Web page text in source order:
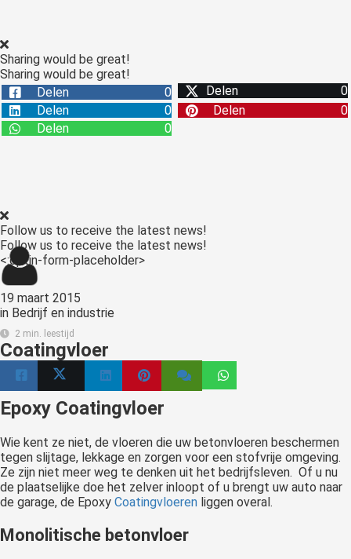
Sharing would be great!
Sharing would be great!
Delen
0 Delen
0
Delen
0 Delen
0
Delen
0
Follow us to receive the latest news!
Follow us to receive the latest news!
<:optin-form-placeholder>
19 maart 2015
in Bedrijf en industrie
2 min. leestijd
Coatingvloer
Epoxy Coatingvloer
Wie kent ze niet, de vloeren die uw betonvloeren beschermen
tegen slijtage, lekkage en zorgen voor een stofvrije omgeving.
Ze zijn niet meer weg te denken uit het bedrijfsleven. Of u nu
de plaatselijke doe het zelver inloopt of u brengt uw auto naar
de garage, de Epoxy Coatingvloeren liggen overal.
Monolitische betonvloer
worden
om
van
op
gebruikt
te
Hierdoor
website-
van